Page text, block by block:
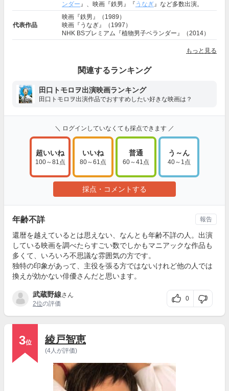
ンダー』、映画『鉄男』『 うなぎ』など多数出演。
代表作品
映画『鉄男』（1989）
映画『うなぎ』（1997）
NHK BSプレミアム『植物男子ベランダー』（2014）
もっと見る
関連するランキング
田口トモロヲ出演映画ランキング
田口トモロヲ出演作品でおすすめしたい好きな映画は？
＼ ログインしていなくても採点できます ／
超いいね
100～81点
いいね
80～61点
普通
60～41点
う～ん
40～1点
採点・コメントする
年齢不詳
還暦を越えているとは思えない、なんとも年齢不詳の人。出演
している映画を調べたらすごい数でしかもマニアックな作品も
多くて、いろいろ不思議な雰囲気の方です。
独特の印象があって、主役を張る方ではないけれど他の人では
換えが効かない俳優さんだと思います。
武蔵野線さん
2位の評価
0
報告
3位 綾戸智恵
(4人が評価)